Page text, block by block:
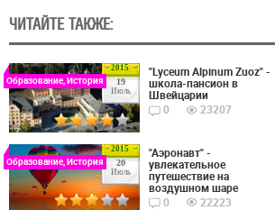
ЧИТАЙТЕ ТАКЖЕ:
2015
19
Июль
Образование, История
"Lyceum Alpinum Zuoz" -
школа-пансион в
Швейцарии
0
23207
2015
20
Июль
Образование, История
"Аэронавт" -
увлекательное
путешествие на
воздушном шаре
0
22223